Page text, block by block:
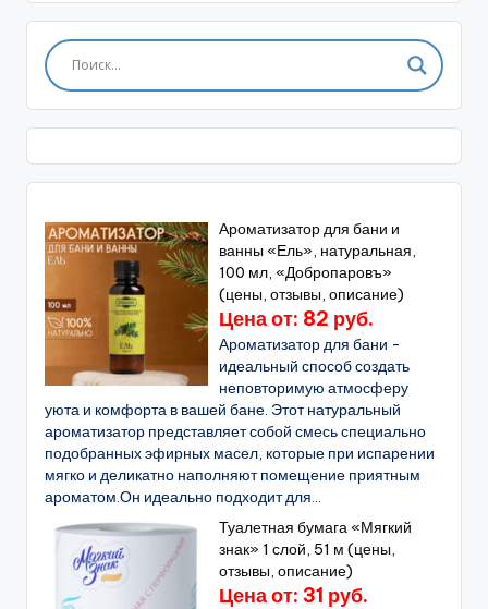
Ароматизатор для бани и
ванны «Ель», натуральная,
100 мл, «Добропаровъ»
(цены, отзывы, описание)
Цена от: 82 руб.
Ароматизатор для бани -
идеальный способ создать
неповторимую атмосферу
уюта и комфорта в вашей бане. Этот натуральный
ароматизатор представляет собой смесь специально
подобранных эфирных масел, которые при испарении
мягко и деликатно наполняют помещение приятным
ароматом.Он идеально подходит для...
Туалетная бумага «Мягкий
знак» 1 слой, 51 м (цены,
отзывы, описание)
Цена от: 31 руб.